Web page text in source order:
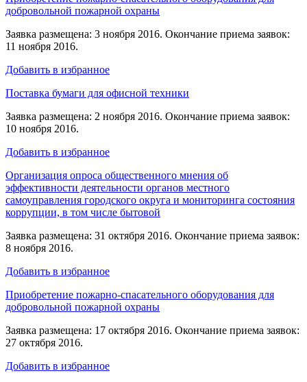
добровольной пожарной охраны
Заявка размещена: 3 ноября 2016. Окончание приема заявок:
11 ноября 2016.
Добавить в избранное
Поставка бумаги для офисной техники
Заявка размещена: 2 ноября 2016. Окончание приема заявок:
10 ноября 2016.
Добавить в избранное
Организация опроса общественного мнения об
эффективности деятельности органов местного
самоуправления городского округа и мониторинга состояния
коррупции, в том числе бытовой
Заявка размещена: 31 октября 2016. Окончание приема заявок:
8 ноября 2016.
Добавить в избранное
Приобретение пожарно-спасательного оборудования для
добровольной пожарной охраны
Заявка размещена: 17 октября 2016. Окончание приема заявок:
27 октября 2016.
Добавить в избранное